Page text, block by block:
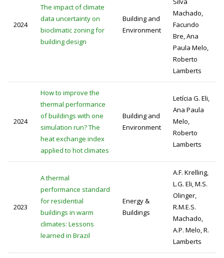
2024
The impact of climate
data uncertainty on
bioclimatic zoning for
building design
Building and
Environment
Machado,
Facundo
Bre, Ana
Paula Melo,
Roberto
Lamberts
2024
How to improve the
thermal performance
of buildings with one
simulation run? The
heat exchange index
applied to hot climates
Building and
Environment
Letícia G. Eli,
Ana Paula
Melo,
Roberto
Lamberts
2023
A thermal
performance standard
for residential
buildings in warm
climates: Lessons
learned in Brazil
Energy &
Buildings
A.F. Krelling,
L.G. Eli, M.S.
Olinger,
R.M.E.S.
Machado,
A.P. Melo, R.
Lamberts